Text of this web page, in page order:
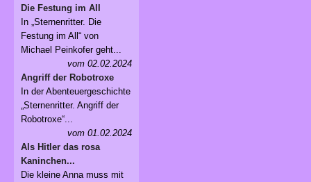
Die Festung im All
In „Sternenritter. Die
Festung im All“ von
Michael Peinkofer geht...
vom 02.02.2024
Angriff der Robotroxe
In der Abenteuergeschichte
„Sternenritter. Angriff der
Robotroxe“...
vom 01.02.2024
Als Hitler das rosa
Kaninchen...
Die kleine Anna muss mit